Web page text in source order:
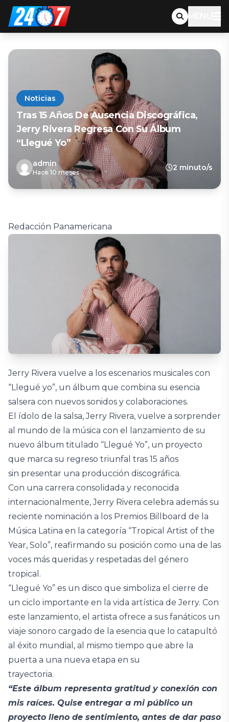
MENU
Noticias
Tras 15 Años De Ausencia Discográfica,
Jerry Rivera Regresa Con Su Álbum
“Llegué Yo”
admin
Hace 10 meses
2 minuto/s
Redacción Panamericana
Jerry Rivera vuelve a los escenarios musicales con
“Llegué yo”, un álbum que combina su esencia
salsera con nuevos sonidos y colaboraciones.
El ídolo de la salsa, Jerry Rivera, vuelve a sorprender
al mundo de la música con el lanzamiento de su
nuevo álbum titulado “Llegué Yo”, un proyecto
que marca su regreso triunfal tras 15 años
sin presentar una producción discográfica.
Con una carrera consolidada y reconocida
internacionalmente, Jerry Rivera celebra además su
reciente nominación a los Premios Billboard de la
Música Latina en la categoría “Tropical Artist of the
Year, Solo”, reafirmando su posición como una de las
voces más queridas y respetadas del género
tropical.
“Llegué Yo” es un disco que simboliza el cierre de
un ciclo importante en la vida artística de Jerry. Con
este lanzamiento, el artista ofrece a sus fanáticos un
viaje sonoro cargado de la esencia que lo catapultó
al éxito mundial, al mismo tiempo que abre la
puerta a una nueva etapa en su
trayectoria.
“Este álbum representa gratitud y conexión con
mis raíces. Quise entregar a mi público un
proyecto lleno de sentimiento, antes de dar paso